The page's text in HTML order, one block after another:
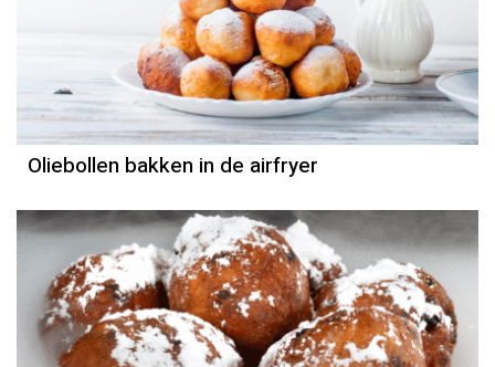
Oliebollen bakken in de airfryer